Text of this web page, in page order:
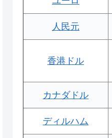
人民元
香港ドル
カナダドル
ディルハム